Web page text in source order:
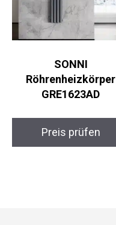
SONNI
Röhrenheizkörper
GRE1623AD
Preis prüfen